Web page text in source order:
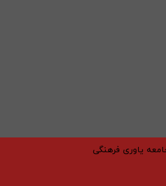
یاوری فرهنگی